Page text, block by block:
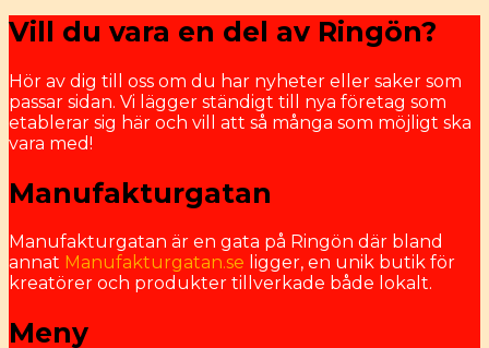
Vill du vara en del av Ringön?
Hör av dig till oss om du har nyheter eller saker som
passar sidan. Vi lägger ständigt till nya företag som
etablerar sig här och vill att så många som möjligt ska
vara med!
Manufakturgatan
Manufakturgatan är en gata på Ringön där bland
annat Manufakturgatan.se ligger, en unik butik för
kreatörer och produkter tillverkade både lokalt.
Meny